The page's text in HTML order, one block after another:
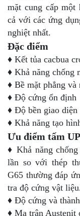
mặt cung cấp
cả với các ứng
nghiệt nhất.
Đặc điểm
♦ Kết tủa cacbua
♦ Khả năng chống
♦ Bề mặt phẳng và
♦ Độ cứng ổn định
♦ Độ bền giao
♦ Khả năng tạo
Ưu điểm tấm
♦ Khả năng
lần so với thép
G65 thường đáp
tra độ cứng vật
♦ Độ cứng và
♦ Ma trận Austenit